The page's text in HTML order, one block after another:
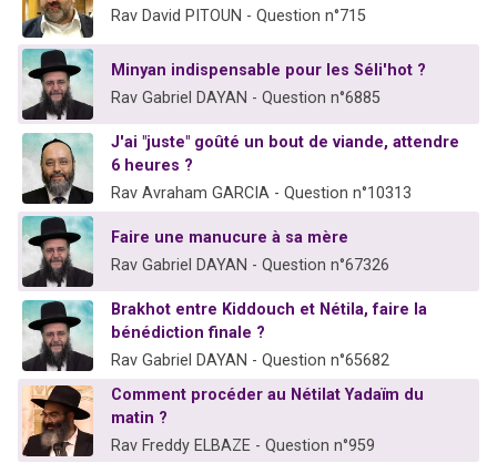
Rav David PITOUN - Question n°715
Minyan indispensable pour les Séli'hot ?
Rav Gabriel DAYAN - Question n°6885
J'ai "juste" goûté un bout de viande, attendre
6 heures ?
Rav Avraham GARCIA - Question n°10313
Faire une manucure à sa mère
Rav Gabriel DAYAN - Question n°67326
Brakhot entre Kiddouch et Nétila, faire la
bénédiction finale ?
Rav Gabriel DAYAN - Question n°65682
Comment procéder au Nétilat Yadaïm du
matin ?
Rav Freddy ELBAZE - Question n°959